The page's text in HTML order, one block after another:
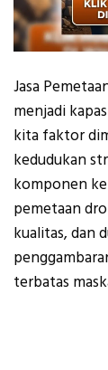
Jasa
menjadi
kita faktor
kedudukan
komponen
pemetaan
kualitas, dan
terbatas